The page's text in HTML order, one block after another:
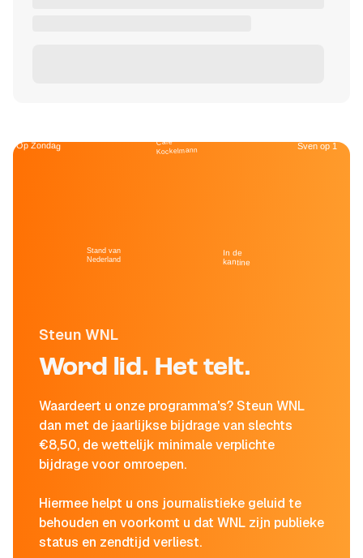
Steun WNL
Word lid. Het telt.
Waardeert u onze programma's? Steun WNL
dan met de jaarlijkse bijdrage van slechts
€8,50, de wettelijk minimale verplichte
bijdrage voor omroepen.
Hiermee helpt u ons journalistieke geluid te
behouden en voorkomt u dat WNL zijn publieke
status en zendtijd verliest.
Op Zondag
Stand van
Nederland
Café
Kockelmann
In de
kantine
Sven op 1